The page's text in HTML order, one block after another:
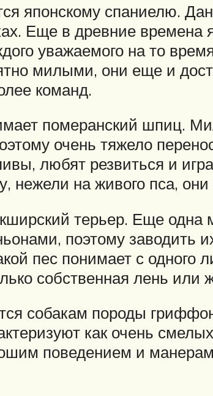
японскому спаниелю.
Еще в древние времена
уважаемого на то
милыми, они еще и
команд.
померанский шпиц.
очень тяжело
любят резвиться и
нежели на живого пса,
терьер. Еще одна
поэтому заводить
пес понимает с
собственная лень или
собакам породы
как очень
поведением и